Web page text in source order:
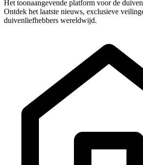
Het toonaangevende platform voor de
Ontdek het laatste nieuws, exclusieve
duivenliefhebbers wereldwijd.